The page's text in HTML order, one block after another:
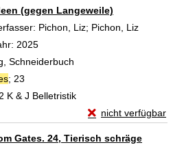
(gegen Langeweile)
Pichon, Liz; Pichon, Liz
2025
Schneiderbuch
; 23
2 K & J Belletristik
nicht verfügbar
Exemplar-Details
Gates. 24, Tierisch schräge